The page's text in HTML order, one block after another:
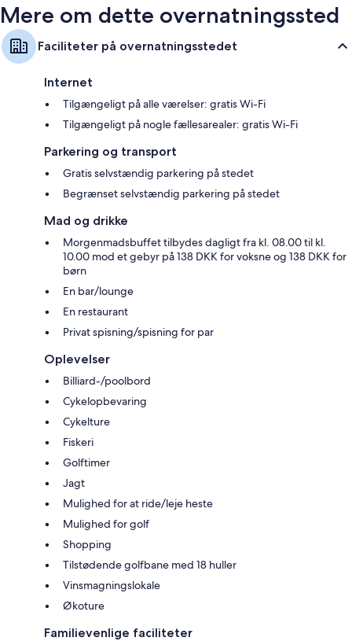
Mere om dette overnatningssted
Faciliteter på overnatningsstedet
Internet
Tilgængeligt på alle værelser: gratis Wi-Fi
Tilgængeligt på nogle fællesarealer: gratis Wi-Fi
Parkering og transport
Gratis selvstændig parkering på stedet
Begrænset selvstændig parkering på stedet
Mad og drikke
Morgenmadsbuffet tilbydes dagligt fra kl. 08.00 til kl.
10.00 mod et gebyr på 138 DKK for voksne og 138 DKK for
børn
En bar/lounge
En restaurant
Privat spisning/spisning for par
Oplevelser
Billiard-/poolbord
Cykelopbevaring
Cykelture
Fiskeri
Golftimer
Jagt
Mulighed for at ride/leje heste
Mulighed for golf
Shopping
Tilstødende golfbane med 18 huller
Vinsmagningslokale
Økoture
Familievenlige faciliteter